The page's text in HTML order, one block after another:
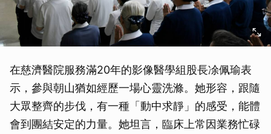
在慈濟醫院服務滿20年的影像醫學組股長凃佩瑜表
示，參與朝山猶如經歷一場心靈洗滌。她形容，跟隨
大眾整齊的步伐，有一種「動中求靜」的感受，能體
會到團結安定的力量。她坦言，臨床上常因業務忙碌